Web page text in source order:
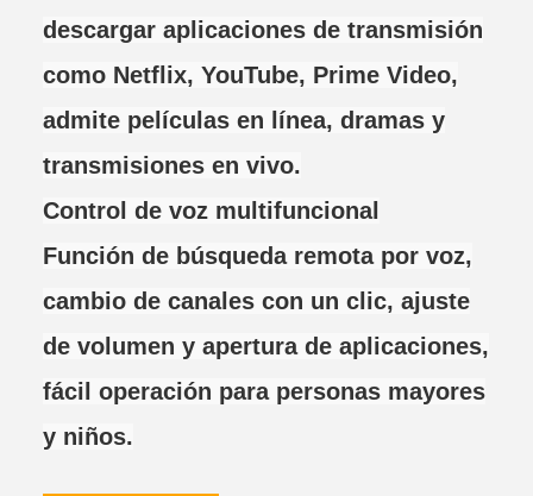
descargar aplicaciones de transmisión
como Netflix, YouTube, Prime Video,
admite películas en línea, dramas y
transmisiones en vivo.
Control de voz multifuncional
Función de búsqueda remota por voz,
cambio de canales con un clic, ajuste
de volumen y apertura de aplicaciones,
fácil operación para personas mayores
y niños.